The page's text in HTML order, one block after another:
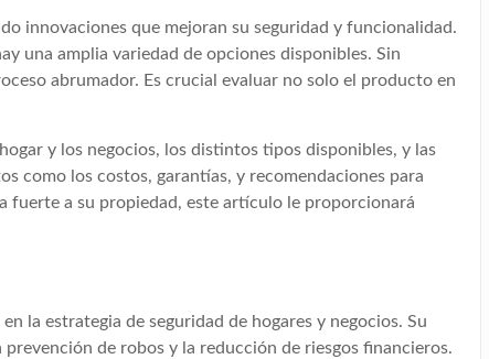
innovaciones que mejoran su seguridad y funcionalidad.
una amplia variedad de opciones disponibles. Sin
abrumador. Es crucial evaluar no solo el producto en
y los negocios, los distintos tipos disponibles, y las
como los costos, garantías, y recomendaciones para
fuerte a su propiedad, este artículo le proporcionará
la estrategia de seguridad de hogares y negocios. Su
de robos y la reducción de riesgos financieros.